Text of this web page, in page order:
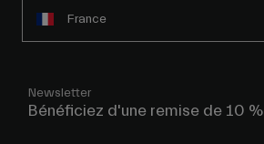
France
Newsletter
Bénéficiez d'une remise de 10 %